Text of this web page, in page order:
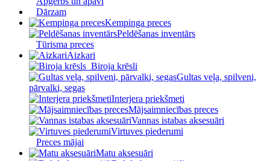
Dārzam
Kempinga preces
Peldēšanas inventārs
Tūrisma preces
Aizkari
Biroja krēsli
Gultas veļa, spilveni,
pārvalki, segas
Interjera priekšmeti
Mājsaimniecības preces
Vannas istabas aksesuāri
Virtuves piederumi
Preces mājai
Matu aksesuāri